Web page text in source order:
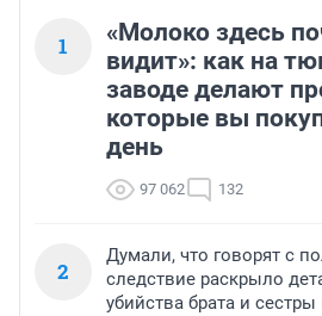
1
«Молоко здесь
видит»: как на
заводе делают
которые вы
день
97 062 132
2
Думали, что говорят с
следствие раскрыло
убийства брата и